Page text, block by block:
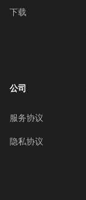
下载
公司
服务协议
隐私协议